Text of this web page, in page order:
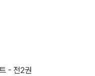
- 전2권